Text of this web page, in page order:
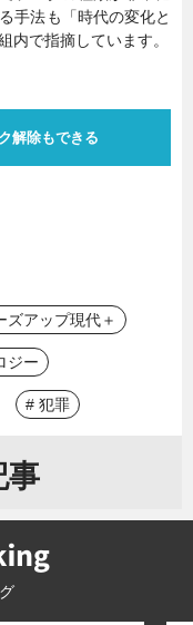
手法も「時代の変化と
内で指摘しています。
解除もできる
ズアップ現代＋
ジー
# 犯罪
事